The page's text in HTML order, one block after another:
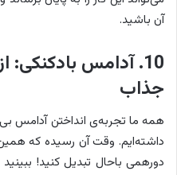
آن باشید.
10. آدامس
جذاب
همه ما تجربه‌ی انداختن آدامس
داشته‌ایم. وقت آن رسیده که
دورهمی باحال تبدیل کنید!